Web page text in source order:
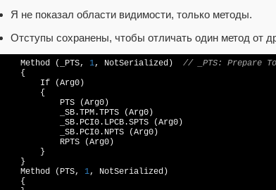
Я не показал области видимости, только методы.
Отступы сохранены, чтобы отличать один метод от
    Method (_PTS,
1, NotSerialized) // _PTS: Prepare
    {
        If (Arg0)
        {
            PTS (Arg0)
            _SB.TPM.TPTS (Arg0)
            _SB.PCI0.LPCB.SPTS (Arg0)
            _SB.PCI0.NPTS (Arg0)
            RPTS (Arg0)
        }
    }
    Method (PTS,
1, NotSerialized)
    {